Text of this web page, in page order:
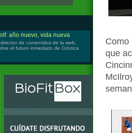
que
año nuevo, vida nueva
de contenidos de la web,
el futuro inmediato de Crónica